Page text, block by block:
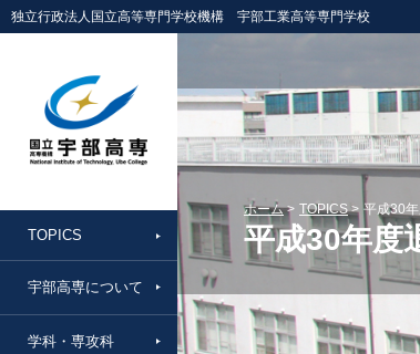
独立行政法人国立高等専門学校機構 宇部工業高等専門学校
TOPICS
宇部高専について
学科・専攻科
ホーム TOPICS 平成30
平成30年度